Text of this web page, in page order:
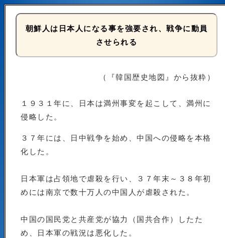
朝鮮人は日本人になる事を強要され、戦争に動員
させられる
（『韓国歴史地図』から抜粋）
１９３１年に、日本は満州事変を起こして、満州に
侵略した。
３７年には、日中戦争を始め、中国への侵略を本格
化した。
日本軍は占領地で虐殺を行い、３７年末～３８年初
めには南京で数十万人の中国人が虐殺された。
中国の国民党と共産党が協力（国共合作）したた
め、日本軍の戦況は悪化した。